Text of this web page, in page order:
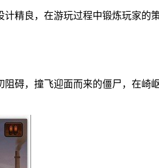
精良，在游玩过程中锻炼玩家的
碍，撞飞迎面而来的僵尸，在崎